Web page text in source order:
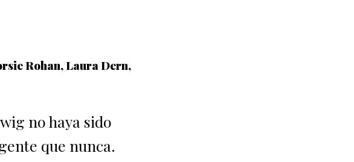
Rohan, Laura Dern,
no haya sido
que nunca.